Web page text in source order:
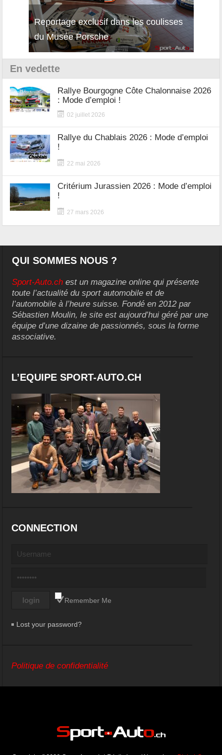
Reportage exclusif dans les coulisses
du Musée Porsche
En vedette
Rallye Bourgogne Côte Chalonnaise 2026
: Mode d’emploi !
02 juillet 2026
Rallye du Chablais 2026 : Mode d’emploi
!
22 mai 2026
Critérium Jurassien 2026 : Mode d’emploi
!
27 mars 2026
QUI SOMMES NOUS ?
Sport-Auto.ch est un magazine online qui présente
toute l’actualité du sport automobile et de
l’automobile à l’heure suisse. Fondé en 2012 par
Sébastien Moulin, le site est aujourd’hui géré par une
équipe d’une dizaine de passionnés, sous la forme
associative.
L’EQUIPE SPORT-AUTO.CH
CONNECTION
Remember Me
Lost your password?
Politique de confidentialité